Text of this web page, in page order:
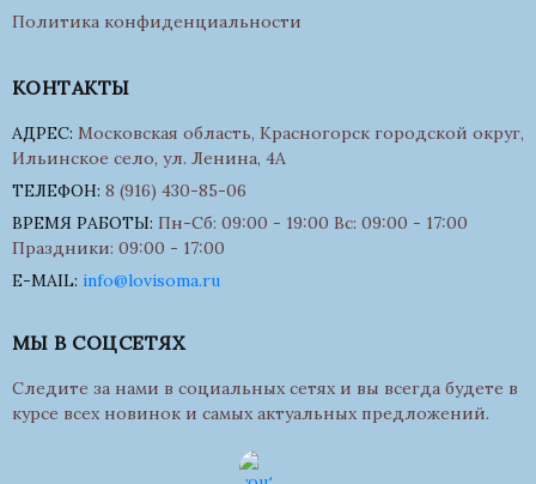
Политика конфиденциальности
КОНТАКТЫ
АДРЕС: Московская область, Красногорск городской округ,
Ильинское село, ул. Ленина, 4А
ТЕЛЕФОН: 8 (916) 430-85-06
ВРЕМЯ РАБОТЫ: Пн-Сб: 09:00 - 19:00 Вс: 09:00 - 17:00
Праздники: 09:00 - 17:00
E-MAIL: info@lovisoma.ru
МЫ В СОЦСЕТЯХ
Следите за нами в социальных сетях и вы всегда будете в
курсе всех новинок и самых актуальных предложений.